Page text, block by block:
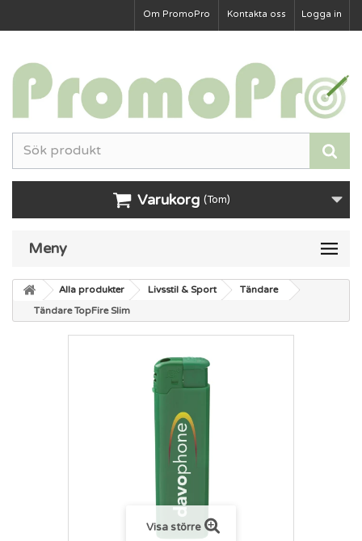
Logga in
Kontakta oss
Om PromoPro
Varukorg (Tom)
Meny
Alla produkter Livsstil & Sport
Tändare
Tändare TopFire Slim
Visa större